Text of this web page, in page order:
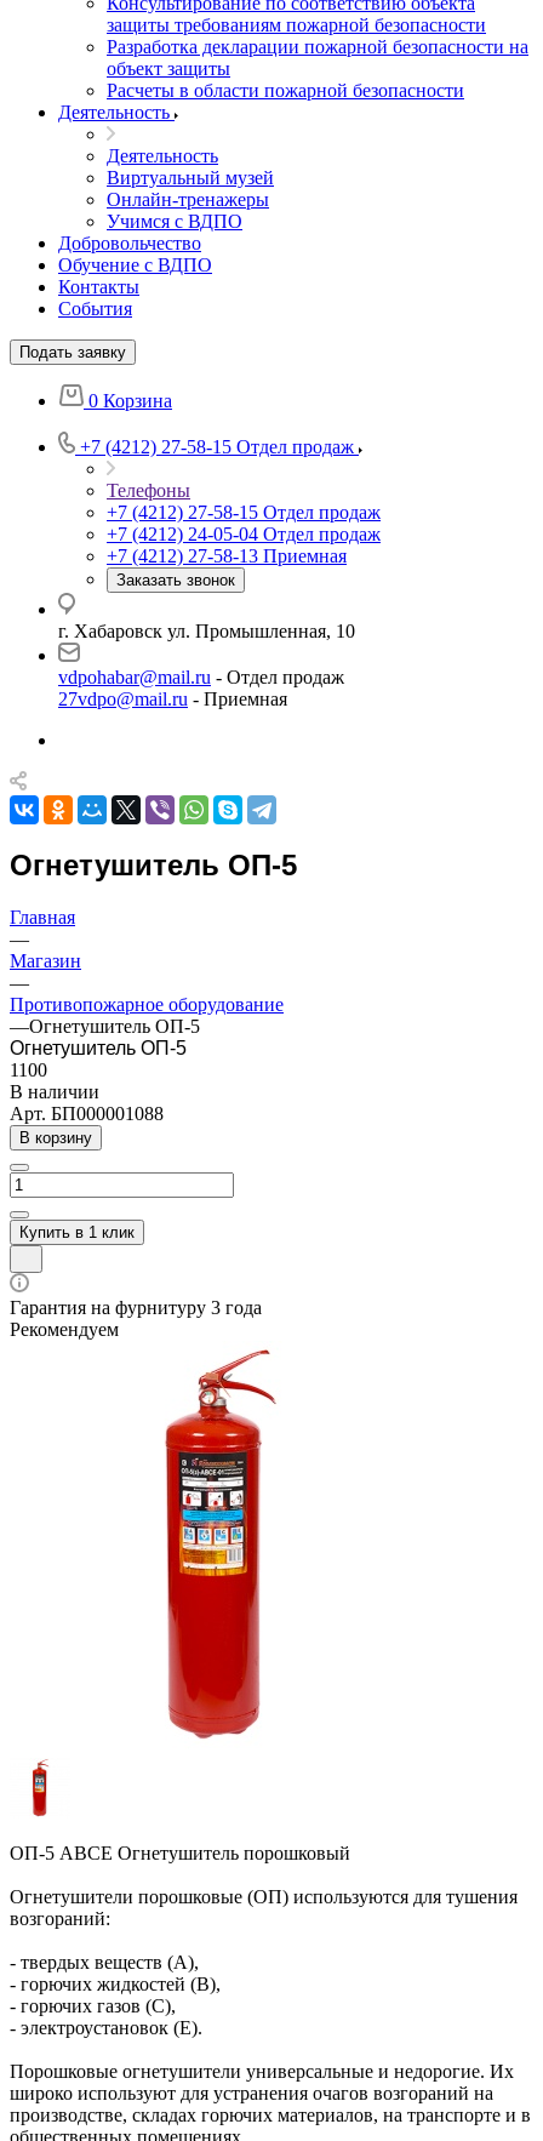
защиты требованиям пожарной безопасности
Разработка декларации пожарной безопасности на
объект защиты
Расчеты в области пожарной безопасности
Деятельность
Деятельность
Виртуальный музей
Онлайн-тренажеры
Учимся с ВДПО
Добровольчество
Обучение с ВДПО
Контакты
События
Подать заявку
0 Корзина
+7 (4212) 27-58-15 Отдел продаж
Телефоны
+7 (4212) 27-58-15 Отдел продаж
+7 (4212) 24-05-04 Отдел продаж
+7 (4212) 27-58-13 Приемная
Заказать звонок
г. Хабаровск ул. Промышленная, 10
vdpohabar@mail.ru - Отдел продаж
27vdpo@mail.ru - Приемная
Огнетушитель ОП-5
Главная
—
Магазин
—
Противопожарное оборудование
—Огнетушитель ОП-5
Огнетушитель ОП-5
1100
В наличии
Арт. БП000001088
В корзину
Купить в 1 клик
Гарантия на фурнитуру 3 года
Рекомендуем
ОП-5 АВСЕ Огнетушитель порошковый
Огнетушители порошковые (ОП) используются для тушения
возгораний:
- твердых веществ (А),
- горючих жидкостей (В),
- горючих газов (C),
- электроустановок (Е).
Порошковые огнетушители универсальные и недорогие. Их
широко используют для устранения очагов возгораний на
производстве, складах горючих материалов, на транспорте и в
общественных помещениях.